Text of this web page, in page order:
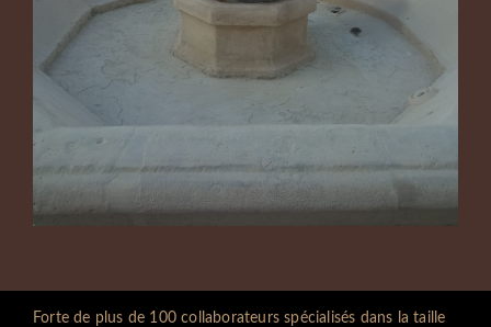
Forte de plus de 100 collaborateurs spécialisés dans la taille